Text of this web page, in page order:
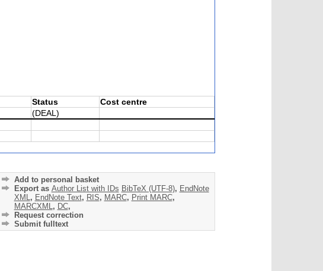
Status
Cost centre
(DEAL)
Add to personal basket
Export as Author List with IDs BibTeX (UTF-8), EndNote
XML , EndNote Text, RIS, MARC, Print MARC,
MARCXML , DC,
Request correction
Submit fulltext